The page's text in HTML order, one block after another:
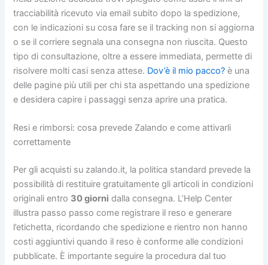
tracciabilità ricevuto via email subito dopo la spedizione,
con le indicazioni su cosa fare se il tracking non si aggiorna
o se il corriere segnala una consegna non riuscita. Questo
tipo di consultazione, oltre a essere immediata, permette di
risolvere molti casi senza attese. Dov’è il mio pacco? è una
delle pagine più utili per chi sta aspettando una spedizione
e desidera capire i passaggi senza aprire una pratica.
Resi e rimborsi: cosa prevede Zalando e come attivarli
correttamente
Per gli acquisti su zalando.it, la politica standard prevede la
possibilità di restituire gratuitamente gli articoli in condizioni
originali entro 30 giorni dalla consegna. L’Help Center
illustra passo passo come registrare il reso e generare
l’etichetta, ricordando che spedizione e rientro non hanno
costi aggiuntivi quando il reso è conforme alle condizioni
pubblicate. È importante seguire la procedura dal tuo